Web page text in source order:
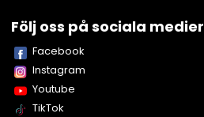
Följ oss på sociala medier
Facebook
Instagram
Youtube
TikTok